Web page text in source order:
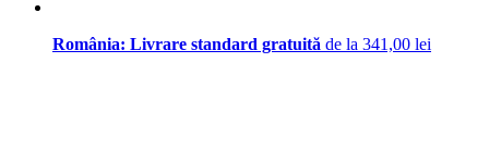
România: Livrare standard gratuită de la 341,00 lei